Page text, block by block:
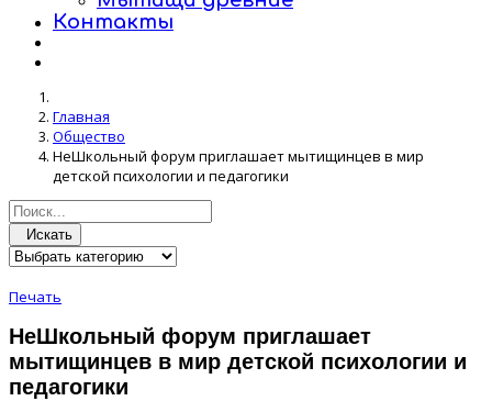
Контакты
Главная
Общество
НеШкольный форум приглашает мытищинцев в мир
детской психологии и педагогики
Искать
Печать
НеШкольный форум приглашает
мытищинцев в мир детской психологии и
педагогики